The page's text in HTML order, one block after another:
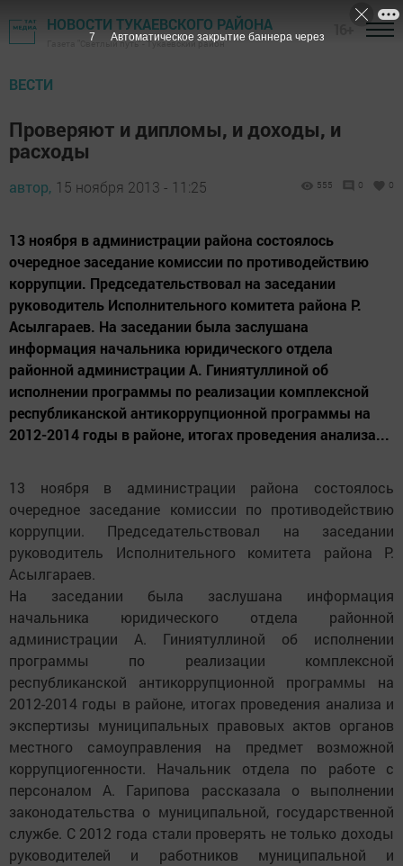
НОВОСТИ ТУКАЕВСКОГО РАЙОНА
Газета "Светлый путь" - Тукаевский район
ВЕСТИ
Проверяют и дипломы, и доходы, и
расходы
автор, 15 ноября 2013 - 11:25 555 0 0
13 ноября в администрации района состоялось
очередное заседание комиссии по противодействию
коррупции. Председательствовал на заседании
руководитель Исполнительного комитета района Р.
Асылгараев. На заседании была заслушана
информация начальника юридического отдела
районной администрации А. Гиниятуллиной об
исполнении программы по реализации комплексной
республиканской антикоррупционной программы на
2012-2014 годы в районе, итогах проведения анализа...
13 ноября в администрации района состоялось
очередное заседание комиссии по противодействию
коррупции. Председательствовал на заседании
руководитель Исполнительного комитета района Р.
Асылгараев.
На заседании была заслушана информация
начальника юридического отдела районной
администрации А. Гиниятуллиной об исполнении
программы по реализации комплексной
республиканской антикоррупционной программы на
2012-2014 годы в районе, итогах проведения анализа и
экспертизы муниципальных правовых актов органов
местного самоуправления на предмет возможной
коррупциогенности. Начальник отдела по работе с
персоналом А. Гарипова рассказала о выполнении
законодательства о муниципальной, государственной
службе. С 2012 года стали проверять не только доходы
руководителей и работников муниципальной и
6 Автоматическое закрытие баннера через